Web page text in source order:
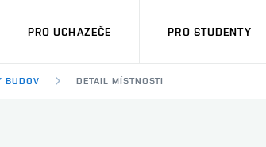
PRO UCHAZEČE PRO STUDENTY
BUDOV DETAIL MÍSTNOSTI